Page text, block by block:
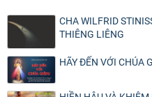
CHA WILFRID
THIÊNG LIÊNG
HÃY ĐẾN VỚI CHÚA